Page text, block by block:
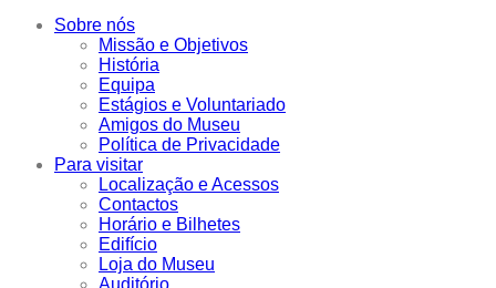
Sobre nós
Missão e Objetivos
História
Equipa
Estágios e Voluntariado
Amigos do Museu
Política de Privacidade
Para visitar
Localização e Acessos
Contactos
Horário e Bilhetes
Edifício
Loja do Museu
Auditório